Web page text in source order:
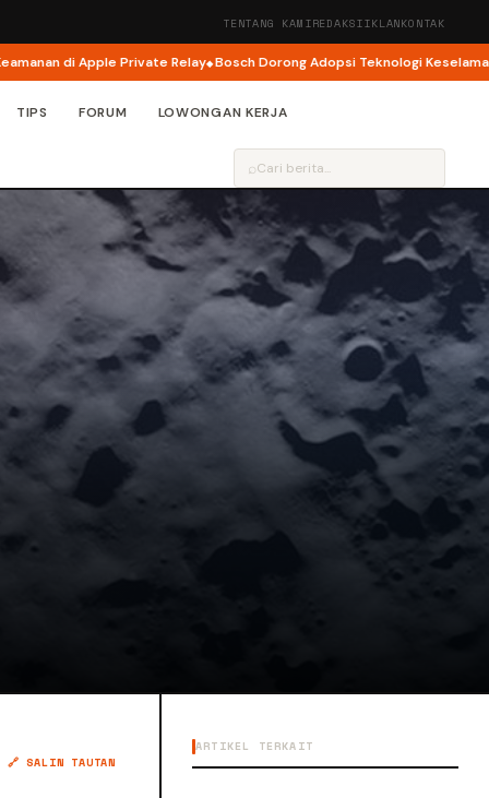
TENTANG KAMIREDAKSIIKLANKONTAK
di Apple Private Relay Bosch Dorong Adopsi Teknologi Keselamatan
TIPS FORUM LOWONGAN KERJA
⌕
🔗 SALIN TAUTAN
ARTIKEL TERKAIT